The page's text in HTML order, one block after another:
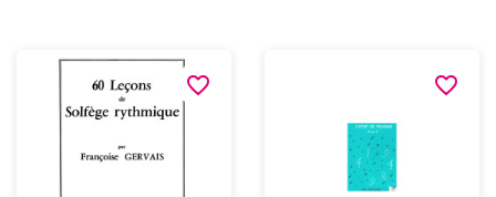
favorite_border favorite_border